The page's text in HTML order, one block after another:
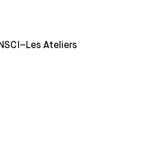
Ateliers